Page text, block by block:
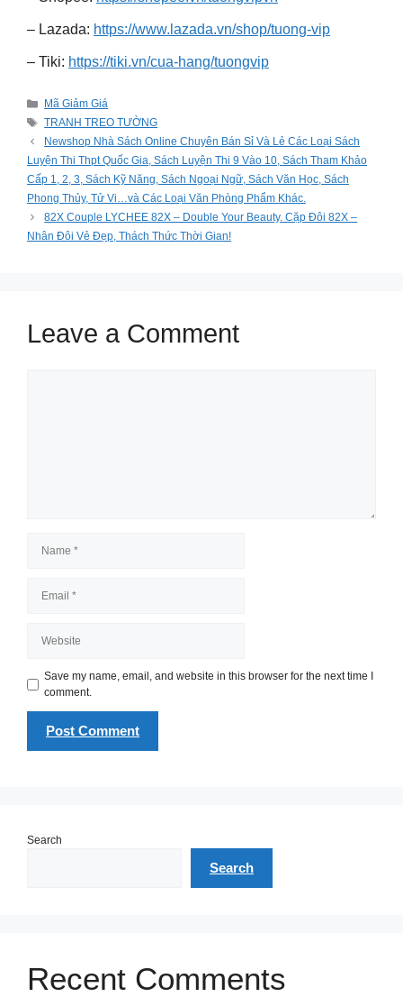
– Lazada: https://www.lazada.vn/shop/tuong-vip
– Tiki: https://tiki.vn/cua-hang/tuongvip
Categories
Mã Giảm Giá
Tags
TRANH TREO TƯỜNG
Newshop Nhà Sách Online Chuyên Bán Sỉ Và Lẻ Các Loại Sách
Luyện Thi Thpt Quốc Gia, Sách Luyện Thi 9 Vào 10, Sách Tham Khảo
Cấp 1, 2, 3, Sách Kỹ Năng, Sách Ngoại Ngữ, Sách Văn Học, Sách
Phong Thủy, Tử Vi…và Các Loại Văn Phòng Phẩm Khác.
82X Couple LYCHEE 82X – Double Your Beauty. Cặp Đôi 82X –
Nhân Đôi Vẻ Đẹp, Thách Thức Thời Gian!
Leave a Comment
Save my name, email, and website in this browser for the next time I
comment.
Search
Search
Recent Comments